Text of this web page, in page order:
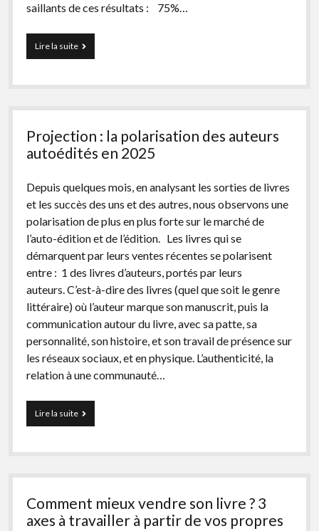
saillants de ces résultats : 75%…
Lire la suiteLes
résultats
sondage
l’utilisation
outils
d’IA
par
auteurs
Projection : la polarisation des auteurs
autoédités en 2025
Depuis quelques mois, en analysant les sorties de livres
et les succès des uns et des autres, nous observons une
polarisation de plus en plus forte sur le marché de
l’auto-édition et de l’édition. Les livres qui se
démarquent par leurs ventes récentes se polarisent
entre : 1 des livres d’auteurs, portés par leurs
auteurs. C’est-à-dire des livres (quel que soit le genre
littéraire) où l’auteur marque son manuscrit, puis la
communication autour du livre, avec sa patte, sa
personnalité, son histoire, et son travail de présence sur
les réseaux sociaux, et en physique. L’authenticité, la
relation à une communauté…
Lire la suiteProjection
:
polarisation
auteurs
en
Comment mieux vendre son livre ? 3
axes à travailler à partir de vos propres